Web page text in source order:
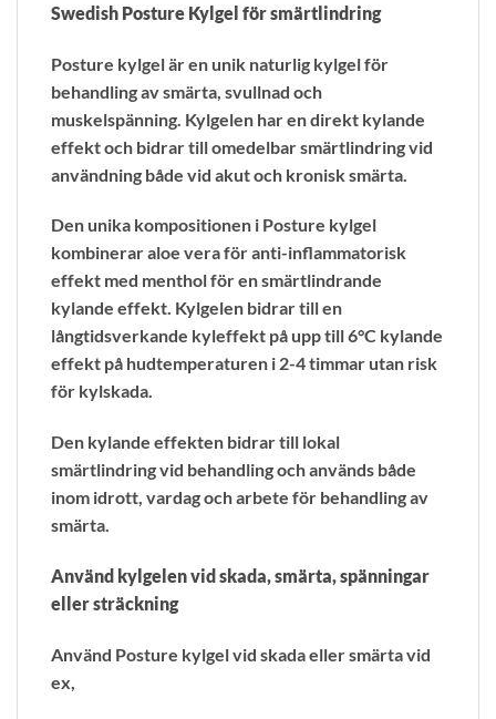
Swedish Posture Kylgel för smärtlindring
Posture kylgel är en unik naturlig kylgel för
behandling av smärta, svullnad och
muskelspänning. Kylgelen har en direkt kylande
effekt och bidrar till omedelbar smärtlindring vid
användning både vid akut och kronisk smärta.
Den unika kompositionen i Posture kylgel
kombinerar aloe vera för anti-inflammatorisk
effekt med menthol för en smärtlindrande
kylande effekt. Kylgelen bidrar till en
långtidsverkande kyleffekt på upp till 6°C kylande
effekt på hudtemperaturen i 2-4 timmar utan risk
för kylskada.
Den kylande effekten bidrar till lokal
smärtlindring vid behandling och används både
inom idrott, vardag och arbete för behandling av
smärta.
Använd kylgelen vid skada, smärta, spänningar
eller sträckning
Använd Posture kylgel vid skada eller smärta vid
ex,